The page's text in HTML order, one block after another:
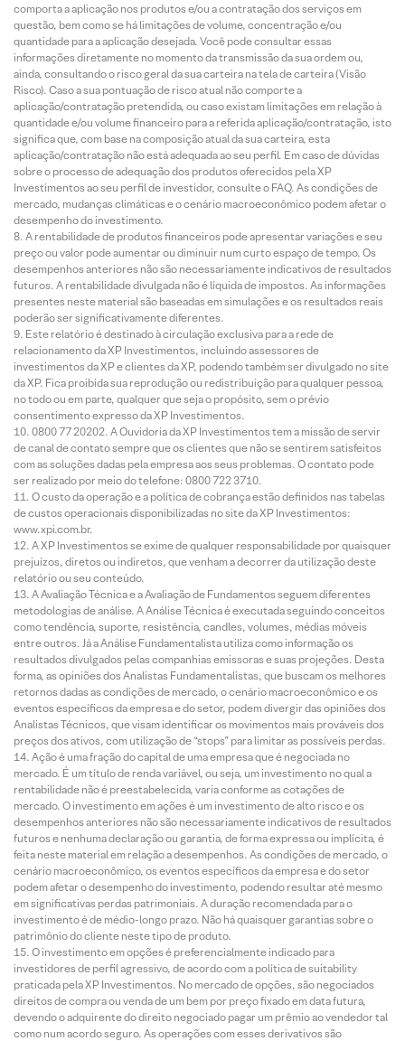
comporta a aplicação nos produtos e/ou a contratação dos serviços em
questão, bem como se há limitações de volume, concentração e/ou
quantidade para a aplicação desejada. Você pode consultar essas
informações diretamente no momento da transmissão da sua ordem ou,
ainda, consultando o risco geral da sua carteira na tela de carteira (Visão
Risco). Caso a sua pontuação de risco atual não comporte a
aplicação/contratação pretendida, ou caso existam limitações em relação à
quantidade e/ou volume financeiro para a referida aplicação/contratação, isto
significa que, com base na composição atual da sua carteira, esta
aplicação/contratação não está adequada ao seu perfil. Em caso de dúvidas
sobre o processo de adequação dos produtos oferecidos pela XP
Investimentos ao seu perfil de investidor, consulte o FAQ. As condições de
mercado, mudanças climáticas e o cenário macroeconômico podem afetar o
desempenho do investimento.
A rentabilidade de produtos financeiros pode apresentar variações e seu
preço ou valor pode aumentar ou diminuir num curto espaço de tempo. Os
desempenhos anteriores não são necessariamente indicativos de resultados
futuros. A rentabilidade divulgada não é líquida de impostos. As informações
presentes neste material são baseadas em simulações e os resultados reais
poderão ser significativamente diferentes.
Este relatório é destinado à circulação exclusiva para a rede de
relacionamento da XP Investimentos, incluindo assessores de
investimentos da XP e clientes da XP, podendo também ser divulgado no site
da XP. Fica proibida sua reprodução ou redistribuição para qualquer pessoa,
no todo ou em parte, qualquer que seja o propósito, sem o prévio
consentimento expresso da XP Investimentos.
0800 77 20202. A Ouvidoria da XP Investimentos tem a missão de servir
de canal de contato sempre que os clientes que não se sentirem satisfeitos
com as soluções dadas pela empresa aos seus problemas. O contato pode
ser realizado por meio do telefone: 0800 722 3710.
O custo da operação e a política de cobrança estão definidos nas tabelas
de custos operacionais disponibilizadas no site da XP Investimentos:
www.xpi.com.br.
A XP Investimentos se exime de qualquer responsabilidade por quaisquer
prejuízos, diretos ou indiretos, que venham a decorrer da utilização deste
relatório ou seu conteúdo.
A Avaliação Técnica e a Avaliação de Fundamentos seguem diferentes
metodologias de análise. A Análise Técnica é executada seguindo conceitos
como tendência, suporte, resistência, candles, volumes, médias móveis
entre outros. Já a Análise Fundamentalista utiliza como informação os
resultados divulgados pelas companhias emissoras e suas projeções. Desta
forma, as opiniões dos Analistas Fundamentalistas, que buscam os melhores
retornos dadas as condições de mercado, o cenário macroeconômico e os
eventos específicos da empresa e do setor, podem divergir das opiniões dos
Analistas Técnicos, que visam identificar os movimentos mais prováveis dos
preços dos ativos, com utilização de “stops” para limitar as possíveis perdas.
Ação é uma fração do capital de uma empresa que é negociada no
mercado. É um título de renda variável, ou seja, um investimento no qual a
rentabilidade não é preestabelecida, varia conforme as cotações de
mercado. O investimento em ações é um investimento de alto risco e os
desempenhos anteriores não são necessariamente indicativos de resultados
futuros e nenhuma declaração ou garantia, de forma expressa ou implícita, é
feita neste material em relação a desempenhos. As condições de mercado, o
cenário macroeconômico, os eventos específicos da empresa e do setor
podem afetar o desempenho do investimento, podendo resultar até mesmo
em significativas perdas patrimoniais. A duração recomendada para o
investimento é de médio-longo prazo. Não há quaisquer garantias sobre o
patrimônio do cliente neste tipo de produto.
O investimento em opções é preferencialmente indicado para
investidores de perfil agressivo, de acordo com a política de suitability
praticada pela XP Investimentos. No mercado de opções, são negociados
direitos de compra ou venda de um bem por preço fixado em data futura,
devendo o adquirente do direito negociado pagar um prêmio ao vendedor tal
como num acordo seguro. As operações com esses derivativos são